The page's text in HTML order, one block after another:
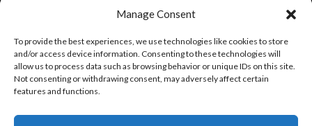
Manage Consent
To provide the best experiences, we use technologies like cookies to store
and/or access device information. Consenting to these technologies will
allow us to process data such as browsing behavior or unique IDs on this site.
Not consenting or withdrawing consent, may adversely affect certain
features and functions.
Code of Ethics
Síguenos